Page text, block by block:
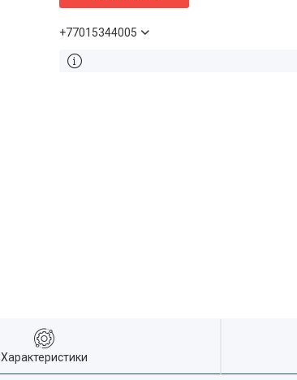
+77015344005
Характеристики